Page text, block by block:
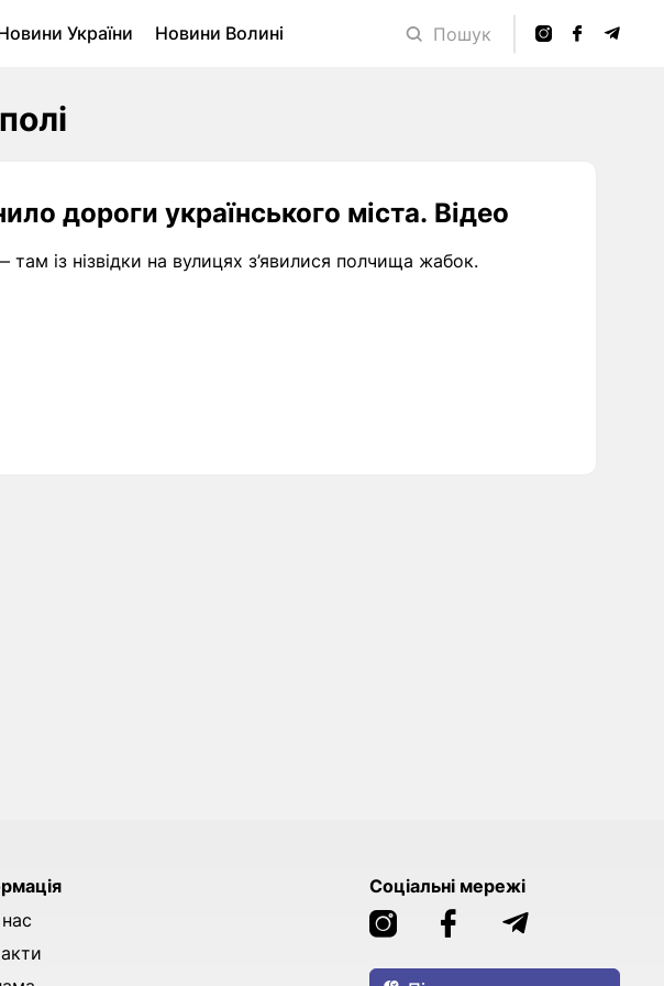
України
Новини Волині
Пошук
дороги українського міста. Відео
із нізвідки на вулицях з’явилися полчища жабок.
Соціальні мережі